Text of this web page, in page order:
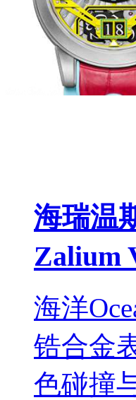
海瑞温
Zalium
海洋
锆合金
色碰撞